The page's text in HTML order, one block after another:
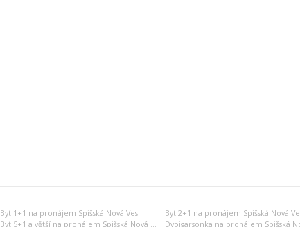
Byt 1+1 na pronájem Spišská Nová Ves Byt 2+1 na pronájem Spišská Nová
Byt 5+1 a větší na pronájem Spišská Nová Ves